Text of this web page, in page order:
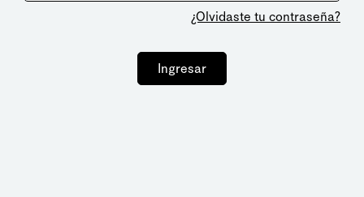
¿Olvidaste tu contraseña?
Ingresar